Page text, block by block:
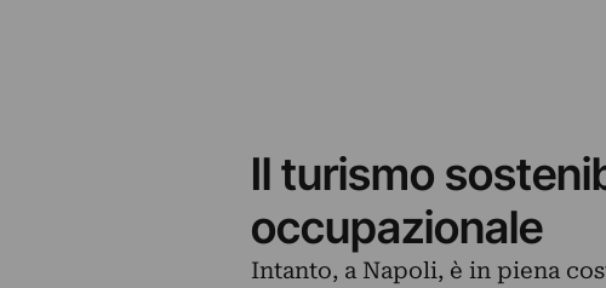
Il turismo
occupazionale
Intanto, a Napoli, è in piena